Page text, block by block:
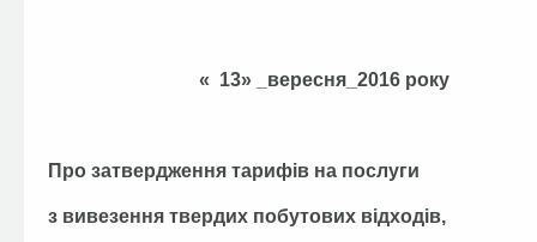
« 13»
Про затвердження тарифів на послуги
з вивезення твердих побутових відходів,